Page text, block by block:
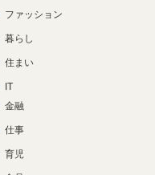
ファッション
暮らし
住まい
IT
金融
仕事
育児